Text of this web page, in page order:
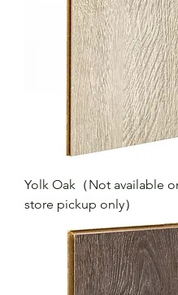
Yolk Oak（Not available
store pickup only）